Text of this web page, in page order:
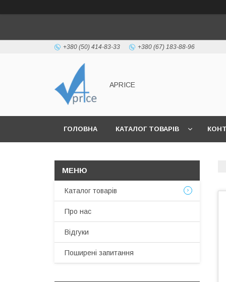
+380 (50) 414-83-33 +380 (67) 183-88-96
APRICE
ГОЛОВНА КАТАЛОГ ТОВАРІВ
Каталог товарів
Про нас
Відгуки
Поширені запитання